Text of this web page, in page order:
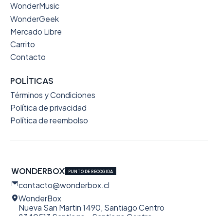
WonderMusic
WonderGeek
Mercado Libre
Carrito
Contacto
POLÍTICAS
Términos y Condiciones
Política de privacidad
Política de reembolso
WONDERBOX PUNTO DE RECOGIDA
contacto@wonderbox.cl
WonderBox
Nueva San Martin 1490, Santiago Centro